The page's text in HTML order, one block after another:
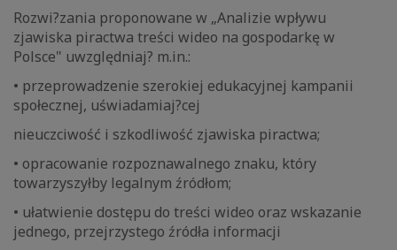
Rozwi?zania proponowane w „Analizie wpływu
zjawiska piractwa treści wideo na gospodarkę w
Polsce" uwzględniaj? m.in.:
• przeprowadzenie szerokiej edukacyjnej kampanii
społecznej, uświadamiaj?cej
nieuczciwość i szkodliwość zjawiska piractwa;
• opracowanie rozpoznawalnego znaku, który
towarzyszyłby legalnym źródłom;
• ułatwienie dostępu do treści wideo oraz wskazanie
jednego, przejrzystego źródła informacji